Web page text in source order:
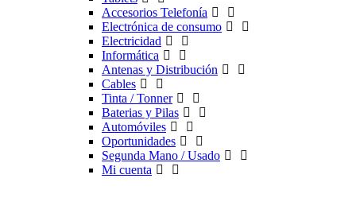
Accesorios Telefonía
Electrónica de consumo
Electricidad
Informática
Antenas y Distribución
Cables
Tinta / Tonner
Baterias y Pilas
Automóviles
Oportunidades
Segunda Mano / Usado
Mi cuenta